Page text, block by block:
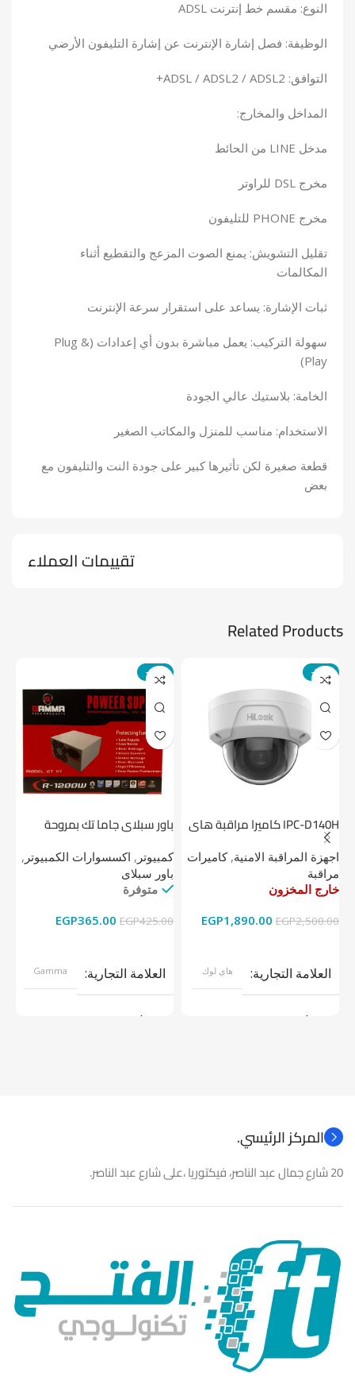
النوع: مقسم خط إنترنت ADSL
الوظيفة: فصل إشارة الإنترنت عن إشارة التليفون الأرضي
التوافق: ADSL / ADSL2 / ADSL2+
المداخل والمخارج:
مدخل LINE من الحائط
مخرج DSL للراوتر
مخرج PHONE للتليفون
تقليل التشويش: يمنع الصوت المزعج والتقطيع أثناء
المكالمات
ثبات الإشارة: يساعد على استقرار سرعة الإنترنت
سهولة التركيب: يعمل مباشرة بدون أي إعدادات (Plug &
Play)
الخامة: بلاستيك عالي الجودة
الاستخدام: مناسب للمنزل والمكاتب الصغير
قطعة صغيرة لكن تأثيرها كبير على جودة النت والتليفون مع
بعض
تقييمات العملاء
Related Products
-24%
IPC-D140H كاميرا مراقبة هاى
لوك داخلية 4 ميجا
اجهزة المراقبة الامنية,كاميرات
مراقبة
خارج المخزون
EGP2,500.00
EGP1,890.00
العلامة التجارية هاي لوك
موديل
-14%
باور سبلاي جاما تك بمروحة
كمبيوتر , اكسسوارات الكمبيوتر ,
باور سبلاى
متوفرة
EGP425.00
EGP365.00
العلامة التجارية Gamma
موديل
المركز الرئيسي.
20 شارع جمال عبد الناصر، فيكتوريا ،على شارع عبد الناصر.